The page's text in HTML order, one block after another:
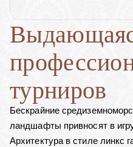
турниров
Бескрайние
ландшафты привносят в
Архитектура в стиле линкс